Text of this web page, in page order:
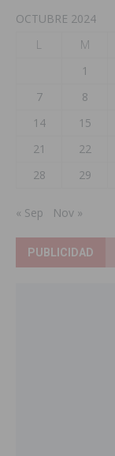
OCTUBRE 2024
L
M
1
7
8
14
15
21
22
28
29
« Sep Nov »
PUBLICIDAD